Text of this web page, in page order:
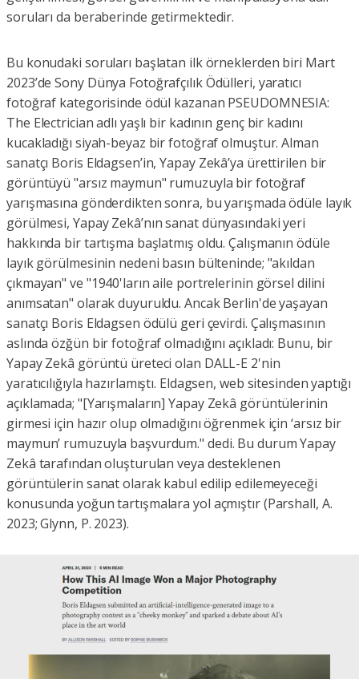
soruları da beraberinde getirmektedir.
Bu konudaki soruları başlatan ilk örneklerden biri Mart
2023’de Sony Dünya Fotoğrafçılık Ödülleri, yaratıcı
fotoğraf kategorisinde ödül kazanan PSEUDOMNESIA:
The Electrician adlı yaşlı bir kadının genç bir kadını
kucakladığı siyah-beyaz bir fotoğraf olmuştur. Alman
sanatçı Boris Eldagsen’in, Yapay Zekâ’ya ürettirilen bir
görüntüyü "arsız maymun" rumuzuyla bir fotoğraf
yarışmasına gönderdikten sonra, bu yarışmada ödüle layık
görülmesi, Yapay Zekâ’nın sanat dünyasındaki yeri
hakkında bir tartışma başlatmış oldu. Çalışmanın ödüle
layık görülmesinin nedeni basın bülteninde; "akıldan
çıkmayan" ve "1940'ların aile portrelerinin görsel dilini
anımsatan" olarak duyuruldu. Ancak Berlin'de yaşayan
sanatçı Boris Eldagsen ödülü geri çevirdi. Çalışmasının
aslında özğün bir fotoğraf olmadığını açıkladı: Bunu, bir
Yapay Zekâ görüntü üreteci olan DALL-E 2'nin
yaratıcılığıyla hazırlamıştı. Eldagsen, web sitesinden yaptığı
açıklamada; "[Yarışmaların] Yapay Zekâ görüntülerinin
girmesi için hazır olup olmadığını öğrenmek için ‘arsız bir
maymun’ rumuzuyla başvurdum." dedi. Bu durum Yapay
Zekâ tarafından oluşturulan veya desteklenen
görüntülerin sanat olarak kabul edilip edilemeyeceği
konusunda yoğun tartışmalara yol açmıştır (Parshall, A.
2023; Glynn, P. 2023).